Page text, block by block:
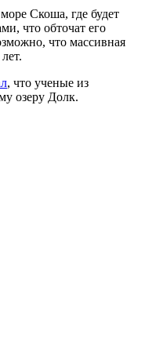
Скоша, где будет
что обточат его
что массивная
, что ученые из
озеру Долк.